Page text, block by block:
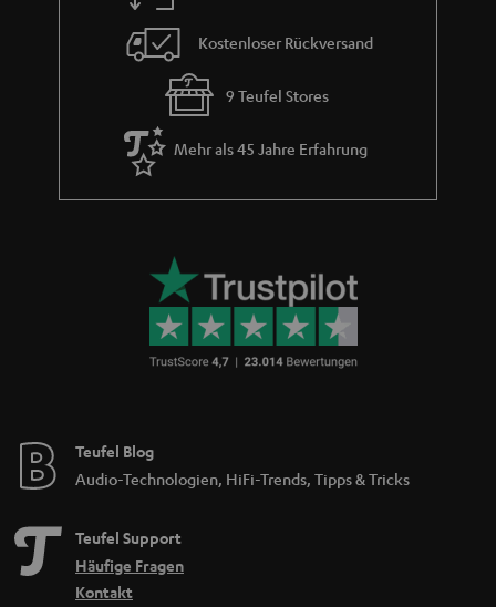
Kostenloser Rückversand
9 Teufel Stores
Mehr als 45 Jahre Erfahrung
Teufel Blog
Audio-Technologien, HiFi-Trends, Tipps & Tricks
Teufel Support
Häufige Fragen
Kontakt